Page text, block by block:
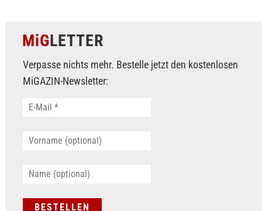
MiGLETTER
Verpasse nichts mehr. Bestelle jetzt den kostenlosen
MiGAZIN-Newsletter: